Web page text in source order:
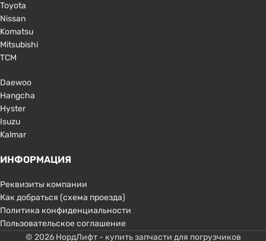
Toyota
Nissan
Komatsu
Mitsubishi
TCM
Daewoo
Hangcha
Hyster
Isuzu
Kalmar
ИНФОРМАЦИЯ
Реквизиты компании
Как добраться (схема проезда)
Политика конфиденциальности
Пользовательское соглашение
© 2026 НордЛифт - купить запчасти для погрузчиков